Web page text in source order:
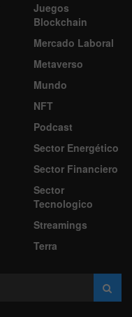
Juegos
Blockchain
Mercado Laboral
Metaverso
Mundo
NFT
Podcast
Sector Energético
Sector Financiero
Sector
Tecnologico
Streamings
Terra